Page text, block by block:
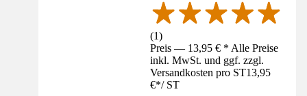
(1)
Preis — 13,95 € * Alle Preise
inkl. MwSt. und ggf. zzgl.
Versandkosten pro ST13,95
€*/ ST